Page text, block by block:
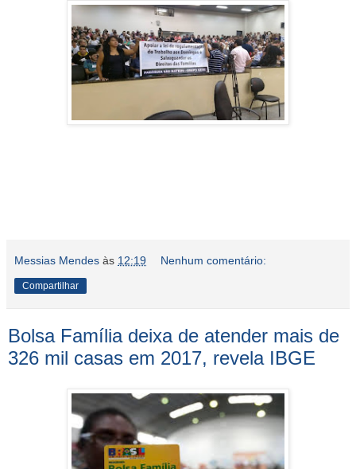
Messias Mendes às 12:19 Nenhum comentário:
Compartilhar
Bolsa Família deixa de atender mais de
326 mil casas em 2017, revela IBGE